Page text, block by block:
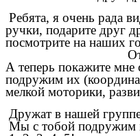
Ребята, я очень рада
ручки, подарите друг
посмотрите на наших
А теперь покажите мне
подружим их
мелкой моторики,
Дружат в нашей
Мы с тобой подружим